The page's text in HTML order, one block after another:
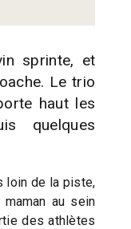
sprinte, et
Le trio
haut les
quelques
loin de la piste,
au sein
des athlètes